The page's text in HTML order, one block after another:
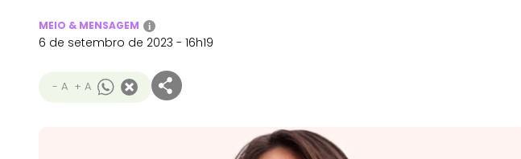
MEIO & MENSAGEM i
6 de setembro de 2023 - 16h19
- A + A